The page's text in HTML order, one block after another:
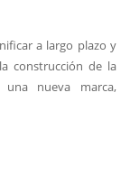
a largo plazo y
construcción de la
nueva marca,